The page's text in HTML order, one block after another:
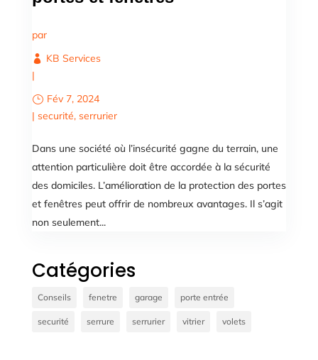
par
KB Services
|
Fév 7, 2024
| securité, serrurier
Dans une société où l’insécurité gagne du terrain, une
attention particulière doit être accordée à la sécurité
des domiciles. L’amélioration de la protection des portes
et fenêtres peut offrir de nombreux avantages. Il s’agit
non seulement...
Catégories
Conseils fenetre garage porte entrée
securité serrure serrurier vitrier volets